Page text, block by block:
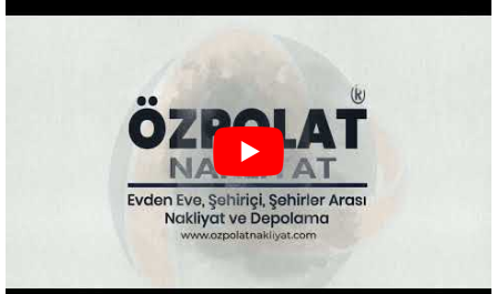
-Müşteri Yorumları2 Şubat 2024
Özpolat Nakliyat ile çalışmak, Gaziantep'ten Ankara'ya
taşınma işlemimizi oldukça kolaylaştırdı. Eşyalarımızı dikkatle